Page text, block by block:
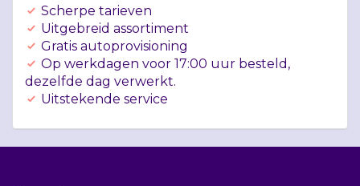
Scherpe tarieven
Uitgebreid assortiment
Gratis autoprovisioning
Op werkdagen voor 17:00 uur besteld,
dezelfde dag verwerkt.
Uitstekende service